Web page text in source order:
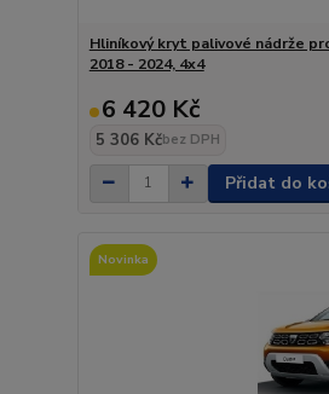
Hliníkový kryt palivové nádrže
2018 - 2024, 4x4
6 420 Kč
5 306 Kčbez DPH
Přidat do
Novinka